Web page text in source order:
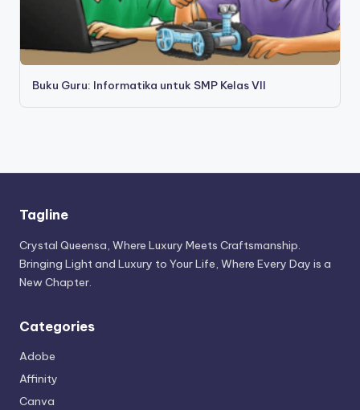
Buku Guru: Informatika untuk SMP Kelas VII
Tagline
Crystal Queensa, Where Luxury Meets Craftsmanship.
Bringing Light and Luxury to Your Life, Where Every Day is a
New Chapter.
Categories
Adobe
Affinity
Canva